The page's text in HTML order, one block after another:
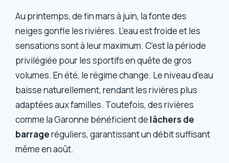
Au printemps, de fin mars à juin, la fonte des
neiges gonfle les rivières. L’eau est froide et les
sensations sont à leur maximum. C’est la période
privilégiée pour les sportifs en quête de gros
volumes. En été, le régime change. Le niveau d’eau
baisse naturellement, rendant les rivières plus
adaptées aux familles. Toutefois, des rivières
comme la Garonne bénéficient de lâchers de
barrageréguliers, garantissant un débit suffisant
même en août.